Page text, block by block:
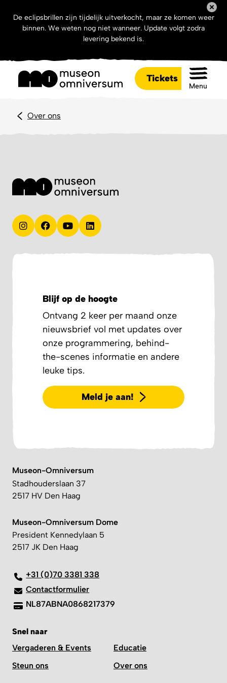
De eclipsbrillen zijn tijdelijk uitverkocht, maar ze komen weer
binnen. We weten nog niet wanneer. Update volgt zodra
levering bekend is.
Tickets
Menu
Over ons
Blijf op de hoogte
Ontvang 2 keer per maand onze
nieuwsbrief vol met updates over
onze programmering, behind-
the-scenes informatie en andere
leuke tips.
Meld je aan!
Museon-Omniversum
Stadhouderslaan 37
2517 HV Den Haag
Museon-Omniversum Dome
President Kennedylaan 5
2517 JK Den Haag
+31 (0)70 3381 338
Contactformulier
NL87ABNA0868217379
Snel naar
Vergaderen & Events
Educatie
Steun ons
Over ons